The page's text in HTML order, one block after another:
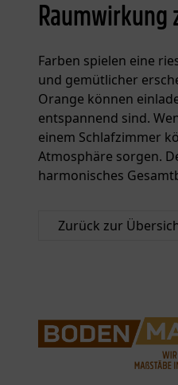
Raumwirkung
Farben spielen eine
und gemütlicher
Orange können
entspannend sind.
einem Schlafzimmer
Atmosphäre sorgen.
harmonisches
Zurück zur